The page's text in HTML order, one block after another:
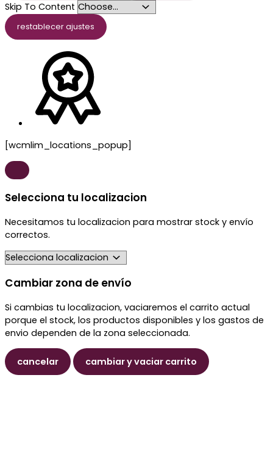
Skip To Content
restablecer ajustes
[wcmlim_locations_popup]
Selecciona tu localizacion
Necesitamos tu localizacion para mostrar stock y envío
correctos.
Cambiar zona de envío
Si cambias tu localizacion, vaciaremos el carrito actual
porque el stock, los productos disponibles y los gastos de
envio dependen de la zona seleccionada.
cancelar cambiar y vaciar carrito